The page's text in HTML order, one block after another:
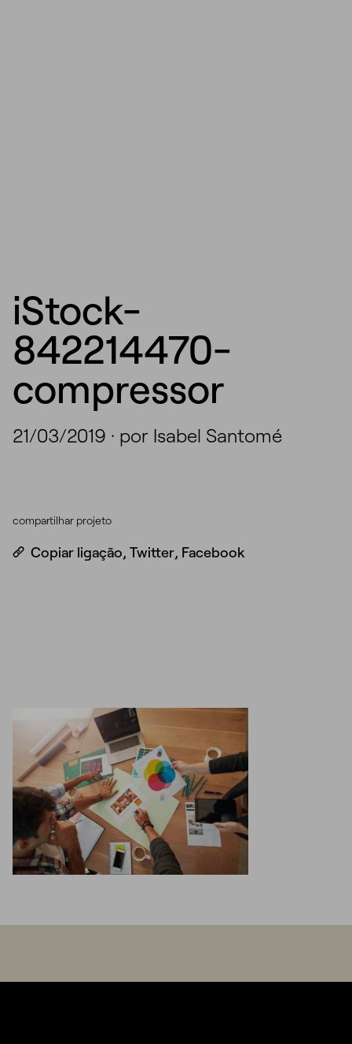
iStock-
842214470-
compressor
21/03/2019 · por Isabel Santomé
compartilhar projeto
Copiar ligação, Twitter, Facebook